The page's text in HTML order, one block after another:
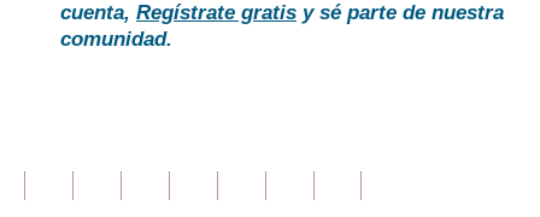
cuenta, Regístrate gratis y sé parte de nuestra
comunidad.